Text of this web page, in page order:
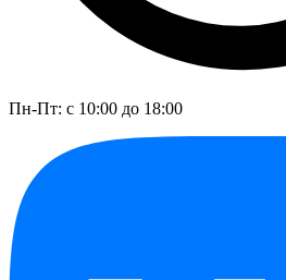
Пн-Пт: с 10:00 до 18:00